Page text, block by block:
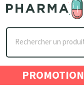
Pharmaone Votre